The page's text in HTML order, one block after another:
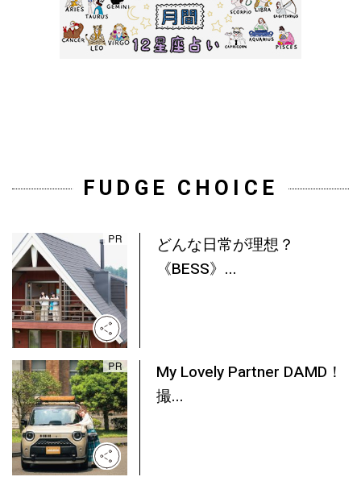
FUDGE CHOICE
どんな日常が理想？
《BESS》...
My Lovely Partner DAMD！
撮...